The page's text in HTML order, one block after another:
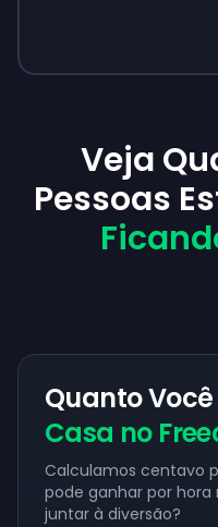
Veja
Pessoas
Quanto
Casa no
Calculamos centavo
pode ganhar por hora
juntar à diversão?